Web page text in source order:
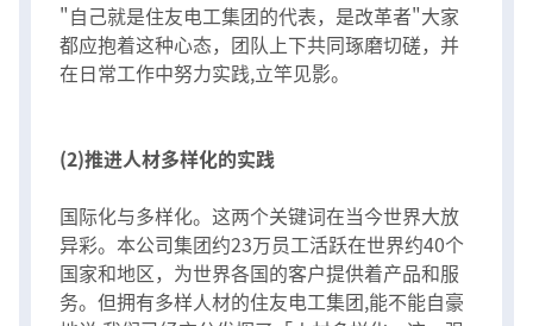
"自己就是住友电工集团的代表，是改革者"大家
都应抱着这种心态，团队上下共同琢磨切磋，并
在日常工作中努力实践,立竿见影。
(2)推进人材多样化的实践
国际化与多样化。这两个关键词在当今世界大放
异彩。本公司集团约23万员工活跃在世界约40个
国家和地区，为世界各国的客户提供着产品和服
务。但拥有多样人材的住友电工集团,能不能自豪